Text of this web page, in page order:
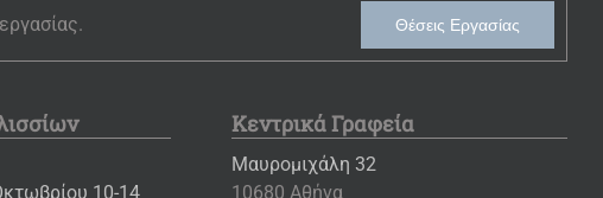
Θέσεις Εργασίας
10-14
Κεντρικά Γραφεία
Μαυρομιχάλη 32
10680 Αθήνα